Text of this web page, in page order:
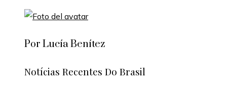
Por Lucía Benítez
Notícias Recentes Do Brasil